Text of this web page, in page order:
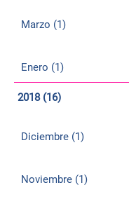
Marzo (1)
Enero (1)
2018 (16)
Diciembre (1)
Noviembre (1)